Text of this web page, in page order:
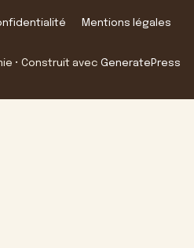
Mentions légales
• Construit avec GeneratePress